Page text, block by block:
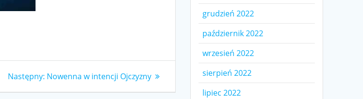
Następny: Następny
Nowenna w intencji Ojczyzny
grudzień 2022
październik 2022
wrzesień 2022
sierpień 2022
lipiec 2022